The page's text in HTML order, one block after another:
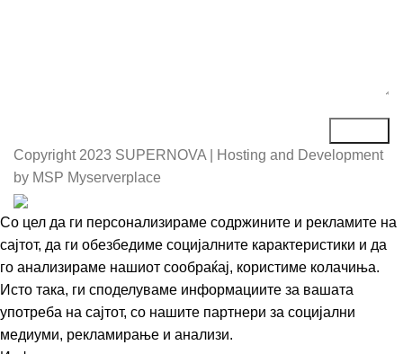
Copyright 2023 SUPERNOVA | Hosting and Development
by MSP Myserverplace
Со цел да ги персонализираме содржините и рекламите на
сајтот, да ги обезбедиме социјалните карактеристики и да
го анализираме нашиот сообраќај, користиме колачиња.
Исто така, ги споделуваме информациите за вашата
употреба на сајтот, со нашите партнери за социјални
медиуми, рекламирање и анализи.